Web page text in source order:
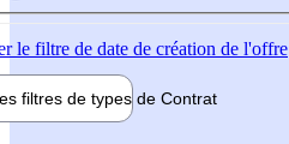
le filtre de date de création de l'offre
filtres de types de Contrat